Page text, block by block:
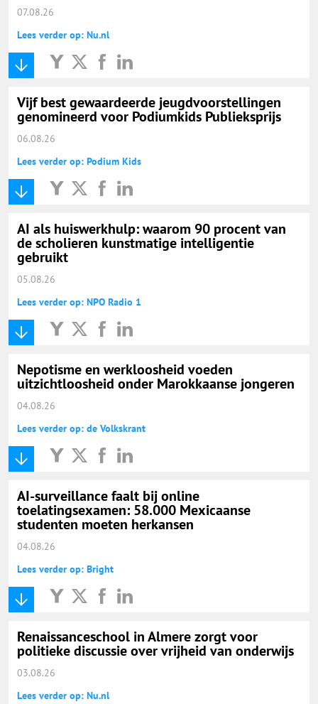
07.08.26
Lees verder op: Nu.nl
Vijf best gewaardeerde jeugdvoorstellingen
genomineerd voor Podiumkids Publieksprijs
06.08.26
Lees verder op: Podium Kids
AI als huiswerkhulp: waarom 90 procent van
de scholieren kunstmatige intelligentie
gebruikt
05.08.26
Lees verder op: NPO Radio 1
Nepotisme en werkloosheid voeden
uitzichtloosheid onder Marokkaanse jongeren
04.08.26
Lees verder op: de Volkskrant
AI-surveillance faalt bij online
toelatingsexamen: 58.000 Mexicaanse
studenten moeten herkansen
04.08.26
Lees verder op: Bright
Renaissanceschool in Almere zorgt voor
politieke discussie over vrijheid van onderwijs
03.08.26
Lees verder op: Nu.nl